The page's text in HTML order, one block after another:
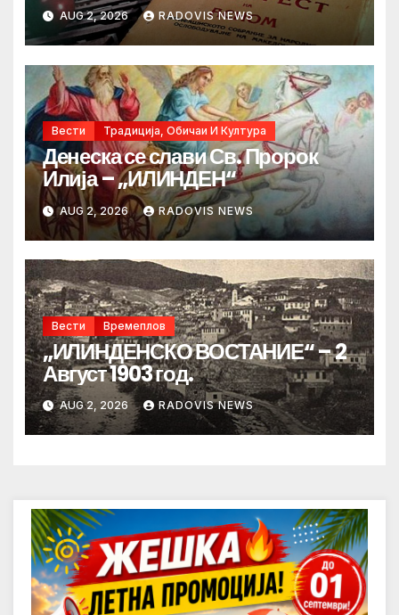
AUG 2, 2026 RADOVIS NEWS
Вести Традиција, Обичаи И Култура
Денеска се слави Св. Пророк
Илија – „ИЛИНДЕН“
AUG 2, 2026 RADOVIS NEWS
Вести Времеплов
„ИЛИНДЕНСКО ВОСТАНИЕ“ – 2
Август 1903 год.
AUG 2, 2026 RADOVIS NEWS